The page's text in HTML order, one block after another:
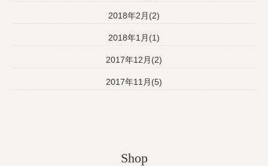
2018年2月(2)
2018年1月(1)
2017年12月(2)
2017年11月(5)
Shop